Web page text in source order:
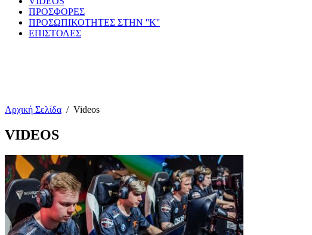
ΠΡΟΣΦΟΡΕΣ
ΠΡΟΣΩΠΙΚΟΤΗΤΕΣ ΣΤΗΝ ''Κ''
ΕΠΙΣΤΟΛΕΣ
Αρχική Σελίδα / Videos
VIDEOS